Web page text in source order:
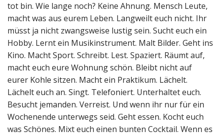
tot bin. Wie lange noch? Keine Ahnung. Mensch Leute,
macht was aus eurem Leben. Langweilt euch nicht. Ihr
müsst ja nicht zwangsweise lustig sein. Sucht euch ein
Hobby. Lernt ein Musikinstrument. Malt Bilder. Geht ins
Kino. Macht Sport. Schreibt. Lest. Spaziert. Räumt auf,
macht euch eure Wohnung schön. Bleibt nicht auf
eurer Kohle sitzen. Macht ein Praktikum. Lächelt.
Lächelt euch an. Singt. Telefoniert. Unterhaltet euch.
Besucht jemanden. Verreist. Und wenn ihr nur für ein
Wochenende unterwegs seid. Geht essen. Kocht euch
was Schönes. Mixt euch einen bunten Cocktail. Wenn es